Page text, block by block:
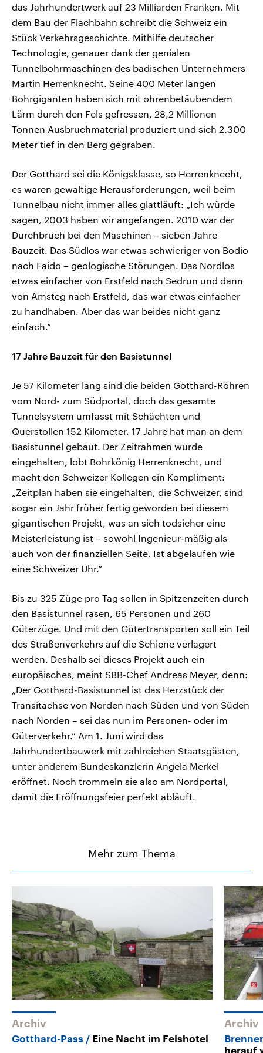
das Jahrhundertwerk auf 23 Milliarden Franken. Mit
dem Bau der Flachbahn schreibt die Schweiz ein
Stück Verkehrsgeschichte. Mithilfe deutscher
Technologie, genauer dank der genialen
Tunnelbohrmaschinen des badischen Unternehmers
Martin Herrenknecht. Seine 400 Meter langen
Bohrgiganten haben sich mit ohrenbetäubendem
Lärm durch den Fels gefressen, 28,2 Millionen
Tonnen Ausbruchmaterial produziert und sich 2.300
Meter tief in den Berg gegraben.
Der Gotthard sei die Königsklasse, so Herrenknecht,
es waren gewaltige Herausforderungen, weil beim
Tunnelbau nicht immer alles glattläuft: „Ich würde
sagen, 2003 haben wir angefangen. 2010 war der
Durchbruch bei den Maschinen – sieben Jahre
Bauzeit. Das Südlos war etwas schwieriger von Bodio
nach Faido – geologische Störungen. Das Nordlos
etwas einfacher von Erstfeld nach Sedrun und dann
von Amsteg nach Erstfeld, das war etwas einfacher
zu handhaben. Aber das war beides nicht ganz
einfach.“
17 Jahre Bauzeit für den Basistunnel
Je 57 Kilometer lang sind die beiden Gotthard-Röhren
vom Nord- zum Südportal, doch das gesamte
Tunnelsystem umfasst mit Schächten und
Querstollen 152 Kilometer. 17 Jahre hat man an dem
Basistunnel gebaut. Der Zeitrahmen wurde
eingehalten, lobt Bohrkönig Herrenknecht, und
macht den Schweizer Kollegen ein Kompliment:
„Zeitplan haben sie eingehalten, die Schweizer, sind
sogar ein Jahr früher fertig geworden bei diesem
gigantischen Projekt, was an sich todsicher eine
Meisterleistung ist – sowohl Ingenieur-mäßig als
auch von der finanziellen Seite. Ist abgelaufen wie
eine Schweizer Uhr.“
Bis zu 325 Züge pro Tag sollen in Spitzenzeiten durch
den Basistunnel rasen, 65 Personen und 260
Güterzüge. Und mit den Gütertransporten soll ein Teil
des Straßenverkehrs auf die Schiene verlagert
werden. Deshalb sei dieses Projekt auch ein
europäisches, meint SBB-Chef Andreas Meyer, denn:
„Der Gotthard-Basistunnel ist das Herzstück der
Transitachse von Norden nach Süden und von Süden
nach Norden – sei das nun im Personen- oder im
Güterverkehr.“ Am 1. Juni wird das
Jahrhundertbauwerk mit zahlreichen Staatsgästen,
unter anderem Bundeskanzlerin Angela Merkel
eröffnet. Noch trommeln sie also am Nordportal,
damit die Eröffnungsfeier perfekt abläuft.
Mehr zum Thema
Archiv
Gotthard-Pass Eine Nacht im Felshotel
Archiv